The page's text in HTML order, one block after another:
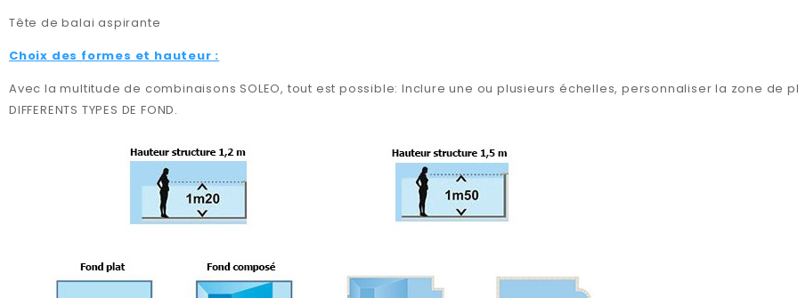
Tête de balai aspirante
Choix des formes et hauteur :
Avec la multitude de combinaisons SOLEO, tout est possible: Inclure une ou plusieurs échelles, personnaliser la zone de
DIFFERENTS TYPES DE FOND.